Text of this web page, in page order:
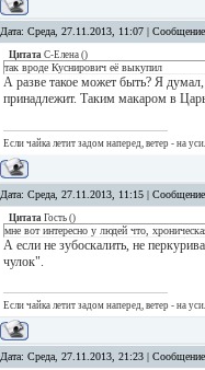
Дата: Среда, 27.11.2013, 11:07 |
Цитата С-Елена ()
так вроде Куснирович её выкупил
А разве такое может быть? Я
принадлежит. Таким макаром в
Если чайка летит задом наперед, ветер - на
Дата: Среда, 27.11.2013, 11:15 |
Цитата Гость ()
мне вот интересно у людей что,
А если не зубоскалить, не
чулок".
Если чайка летит задом наперед, ветер - на
Дата: Среда, 27.11.2013, 21:23 |